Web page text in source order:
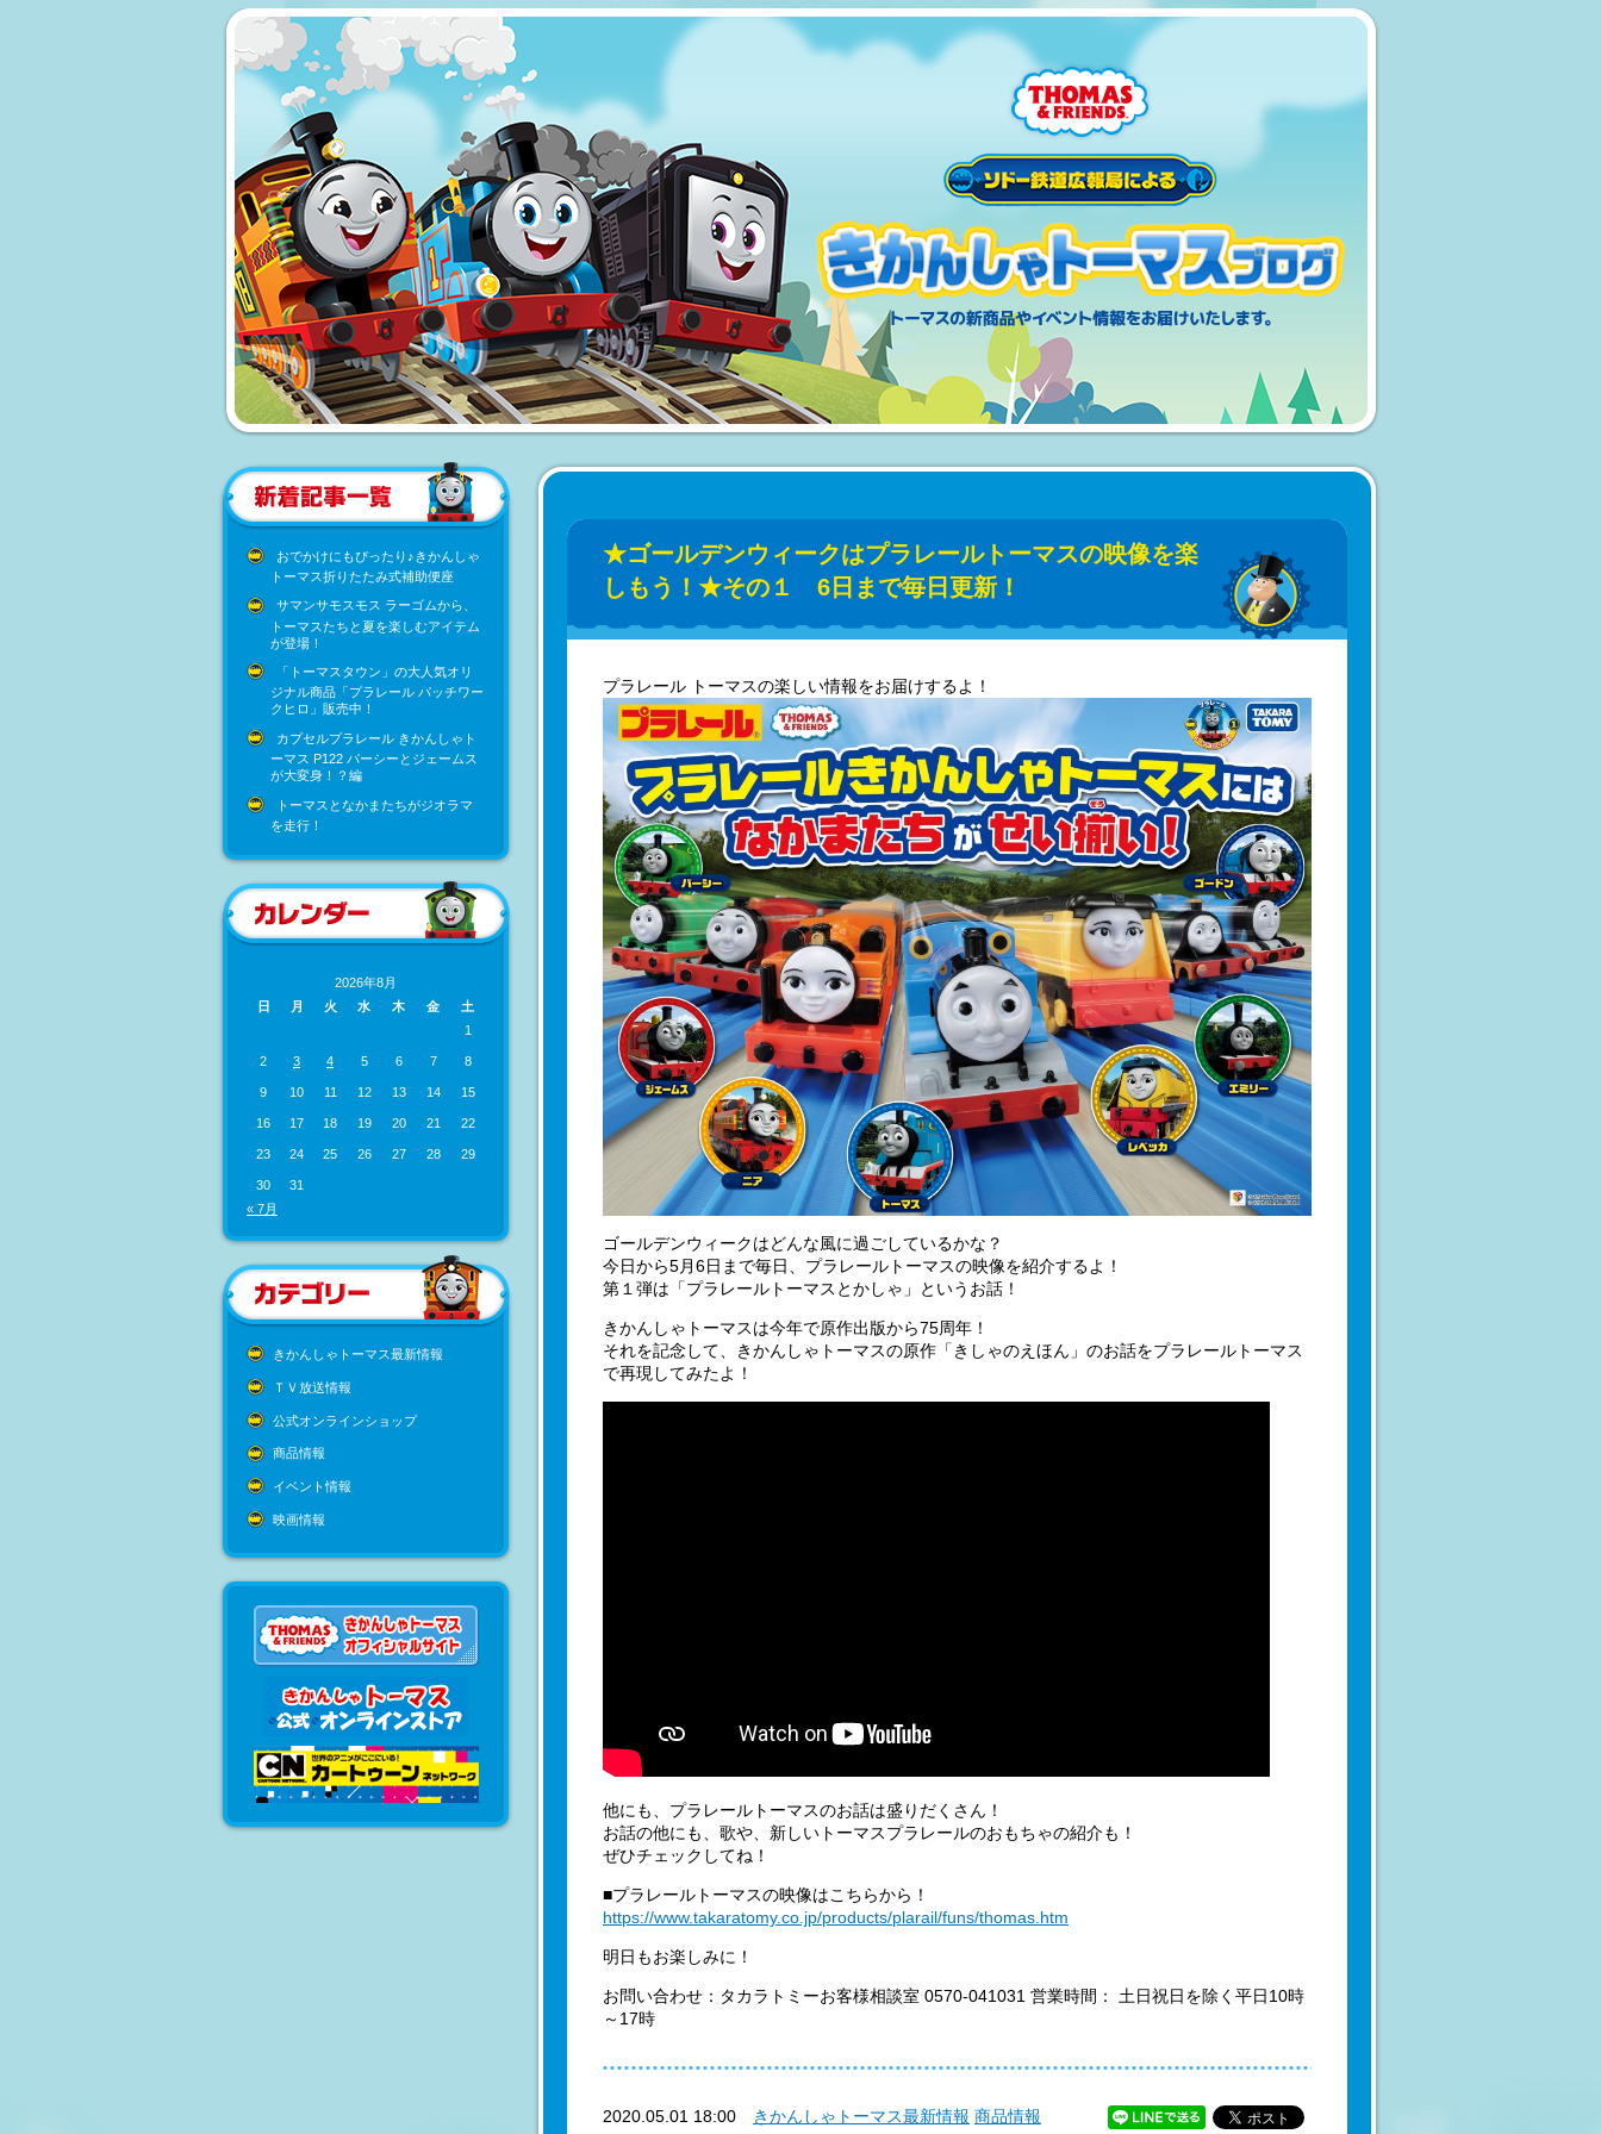
おでかけにもぴったり♪きかんしゃ
トーマス折りたたみ式補助便座
サマンサモスモス ラーゴムから、
トーマスたちと夏を楽しむアイテム
が登場！
「トーマスタウン」の大人気オリ
ジナル商品「プラレール パッチワー
クヒロ」販売中！
カプセルプラレール きかんしゃト
ーマス P122 パーシーとジェームス
が大変身！？編
トーマスとなかまたちがジオラマ
を走行！
2026年8月
日
月 火 水 木 金
土
1
2 3 4 5 6 7 8
9 10 11 12 13 14 15
16 17 18 19 20 21 22
23 24 25 26 27 28 29
30
31
« 7月
きかんしゃトーマス最新情報
ＴＶ放送情報
公式オンラインショップ
商品情報
イベント情報
映画情報
★ゴールデンウィークはプラレールトーマスの映像を楽
しもう！★その１ 6日まで毎日更新！
プラレール トーマスの楽しい情報をお届けするよ！
ゴールデンウィークはどんな風に過ごしているかな？
今日から5月6日まで毎日、プラレールトーマスの映像を紹介するよ！
第１弾は「プラレールトーマスとかしゃ」というお話！
きかんしゃトーマスは今年で原作出版から75周年！
それを記念して、きかんしゃトーマスの原作「きしゃのえほん」のお話をプラレールトーマス
で再現してみたよ！
他にも、プラレールトーマスのお話は盛りだくさん！
お話の他にも、歌や、新しいトーマスプラレールのおもちゃの紹介も！
ぜひチェックしてね！
■プラレールトーマスの映像はこちらから！
https://www.takaratomy.co.jp/products/plarail/funs/thomas.htm
明日もお楽しみに！
お問い合わせ：タカラトミーお客様相談室 0570-041031 営業時間： 土日祝日を除く平日10時
～17時
2020.05.01 18:00 きかんしゃトーマス最新情報 商品情報